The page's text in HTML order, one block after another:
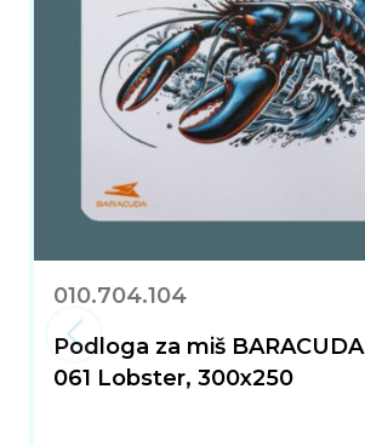
010.704.104
Podloga za miš
061 Lobster, 300x250